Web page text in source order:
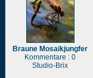
Braune Mosaikjungfer
Kommentare : 0
Studio-Brix